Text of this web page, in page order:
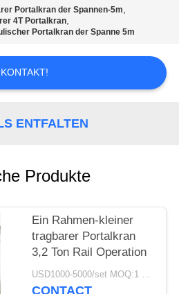
Portalkran der Spannen-5m,
4T Portalkran,
Portalkran der Spanne 5m
KONTAKT!
ENTFALTEN
Produkte
Ein Rahmen-kleiner
tragbarer Portalkran
3,2 Ton Rail Operation
USD1000-5000/set MOQ:1 Satz
CONTACT